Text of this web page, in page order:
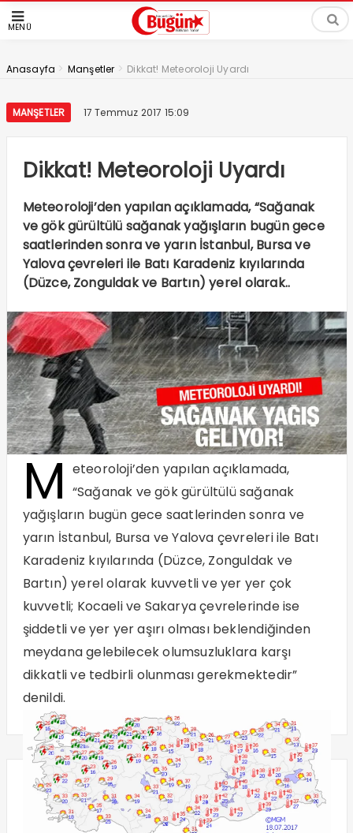
MENÜ
Anasayfa > Manşetler > Dikkat! Meteoroloji Uyardı
MANŞETLER 17 Temmuz 2017 15:09
Dikkat! Meteoroloji Uyardı
Meteoroloji’den yapılan açıklamada, “Sağanak
ve gök gürültülü sağanak yağışların bugün gece
saatlerinden sonra ve yarın İstanbul, Bursa ve
Yalova çevreleri ile Batı Karadeniz kıyılarında
(Düzce, Zonguldak ve Bartın) yerel olarak..
M eteoroloji’den yapılan açıklamada,
“Sağanak ve gök gürültülü sağanak
yağışların bugün gece saatlerinden sonra ve
yarın İstanbul, Bursa ve Yalova çevreleri ile Batı
Karadeniz kıyılarında (Düzce, Zonguldak ve
Bartın) yerel olarak kuvvetli ve yer yer çok
kuvvetli; Kocaeli ve Sakarya çevrelerinde ise
şiddetli ve yer yer aşırı olması beklendiğinden
meydana gelebilecek olumsuzluklara karşı
dikkatli ve tedbirli olunması gerekmektedir”
denildi.